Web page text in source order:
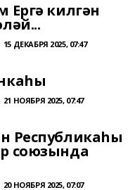
Ергә килгән
15 ДЕКАБРЯ 2025, 07:47
21 НОЯБРЯ 2025, 07:47
Республикаһы
союзында
20 НОЯБРЯ 2025, 07:07